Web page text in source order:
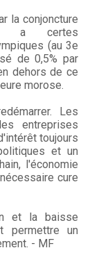
la conjoncture
a certes
(au 3e
de 0,5% par
dehors de ce
morose.
Les
entreprises
toujours
et un
l'économie
cure
et la baisse
permettre un
- MF